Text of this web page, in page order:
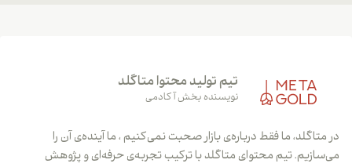
تیم تولید محتوا متاگلد
نویسنده بخش آکادمی
در متاگلد، ما فقط درباره‌ی بازار صحبت نمی‌کنیم ، ما آینده‌ی آن را
می‌سازیم. تیم محتوای متاگلد با ترکیب تجربه‌ی حرفه‌ای و پژوهش